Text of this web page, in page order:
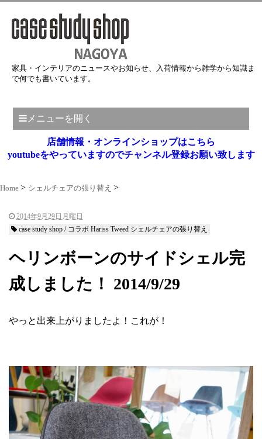
家具・インテリアのニュースやお知らせ、入荷情報から雑学から知識ま
で何でも書いています。
メニューを開く
店舗情報・オンラインショップはこちら
youtubeをやっていますのでチャンネル登録お願い致します
Home シェルチェアの張り替え
2014年9月29日月曜日
case study shop / コラボ Hariss Tweed シェルチェアの張り替え
ヘリンボーンのサイドシェル完
成しました！ 2014/9/29
やっと出来上がりましたよ！これが！